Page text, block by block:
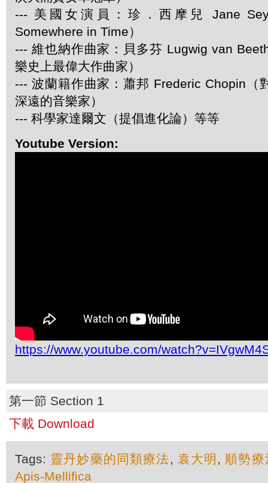
--- 美國女演員：珍．西摩兒 Jane
Somewhere in Time）
--- 維也納作曲家：貝多芬 Lugwig van
樂史上最偉大作曲家）
--- 波蘭籍作曲家：蕭邦 Frederic Chopin（
深遠的音樂家）
--- 科學家達爾文（提倡進化論）等等
Youtube Version:
https://www.youtube.com/
第一節 Section 1
下載 Download
Tags: 靈丹妙藥的同類療法, 袁大明 , 順勢療
Apis-Mellifica